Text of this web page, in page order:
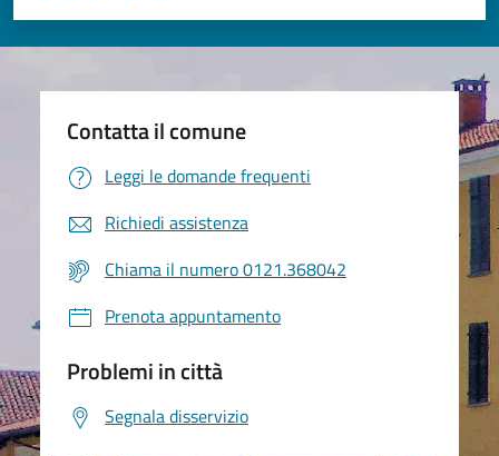
Valuta 5 stelle su 5
Valuta 4 stelle su 5
Valuta 3 stelle su 5
Valuta 2 stelle su 5
Valuta 1 stelle su 5
Contatta il comune
Leggi le domande frequenti
Richiedi assistenza
Chiama il numero 0121.368042
Prenota appuntamento
Problemi in città
Segnala disservizio